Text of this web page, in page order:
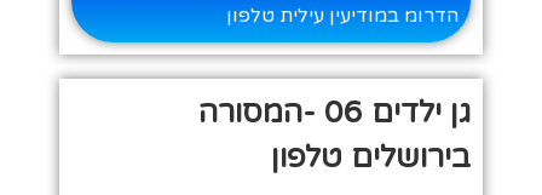
הדרומ במודיעין עילית טלפון
גן ילדים 06 -המסורה
בירושלים טלפון